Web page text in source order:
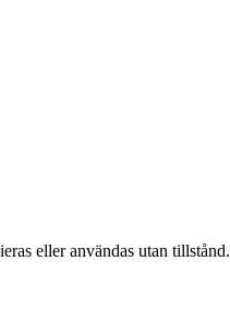
eller användas utan tillstånd.